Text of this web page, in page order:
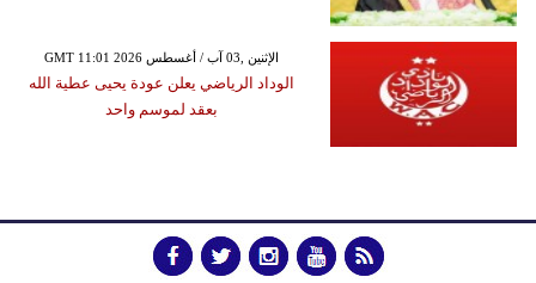
GMT 11:01 2026 الإثنين ,03 آب / أغسطس
الوداد الرياضي يعلن عودة يحيى عطية الله
بعقد لموسم واحد